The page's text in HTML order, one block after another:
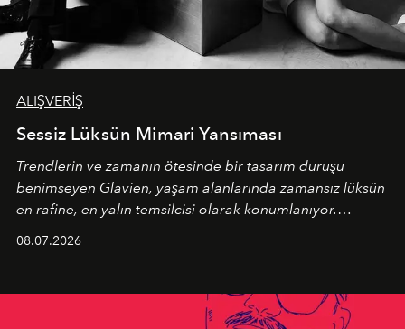
ALIŞVERİŞ
Sessiz Lüksün Mimari Yansıması
Trendlerin ve zamanın ötesinde bir tasarım duruşu
benimseyen Glavien, yaşam alanlarında zamansız lüksün
en rafine, en yalın temsilcisi olarak konumlanıyor.
08.07.2026